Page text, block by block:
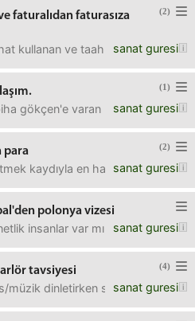
(2)
faturalıdan faturasıza
sanat guresi
kullanan ve taahhüdü bugün
(1)
sanat guresi
gökçen'e varan birisi toplu
(2)
para
sanat guresi
kaydıyla en hasarsız şekilde
polonya vizesi
sanat guresi
insanlar var mı burada? ne
(4)
tavsiyesi
sanat guresi
müzik dinletirken sorun